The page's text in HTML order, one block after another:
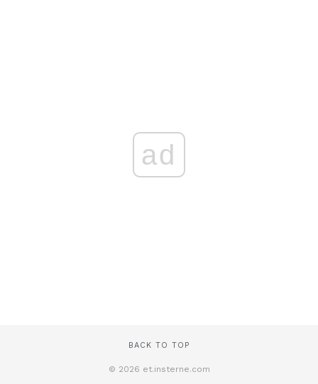
ad
BACK TO TOP
© 2026 et.insterne.com